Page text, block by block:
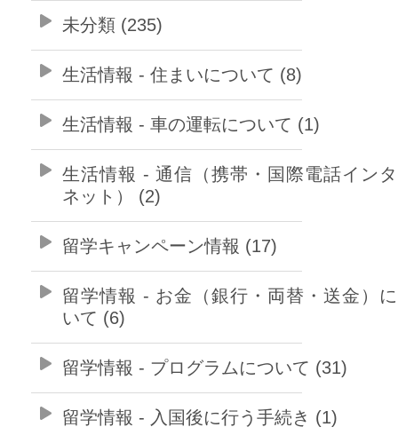
未分類 (235)
生活情報 - 住まいについて (8)
生活情報 - 車の運転について (1)
生活情報 - 通信（携帯・国際電話イン
ネット） (2)
留学キャンペーン情報 (17)
留学情報 - お金（銀行・両替・送金）
いて (6)
留学情報 - プログラムについて (31)
留学情報 - 入国後に行う手続き (1)